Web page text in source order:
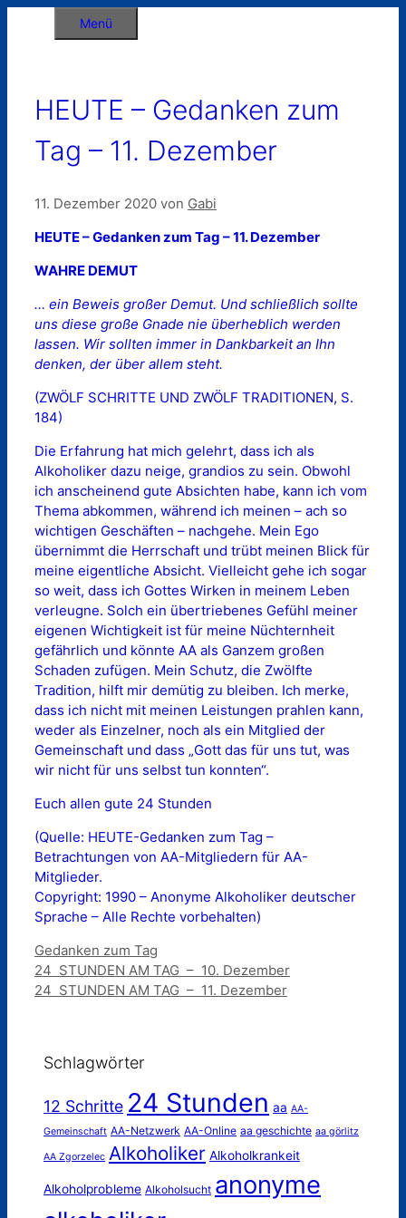
Menü
HEUTE – Gedanken zum
Tag – 11. Dezember
11. Dezember 2020 von Gabi
HEUTE – Gedanken zum Tag – 11. Dezember
WAHRE DEMUT
… ein Beweis großer Demut. Und schließlich sollte
uns diese große Gnade nie überheblich werden
lassen. Wir sollten immer in Dankbarkeit an Ihn
denken, der über allem steht.
(ZWÖLF SCHRITTE UND ZWÖLF TRADITIONEN, S.
184)
Die Erfahrung hat mich gelehrt, dass ich als
Alkoholiker dazu neige, grandios zu sein. Obwohl
ich anscheinend gute Absichten habe, kann ich vom
Thema abkommen, während ich meinen – ach so
wichtigen Geschäften – nachgehe. Mein Ego
übernimmt die Herrschaft und trübt meinen Blick für
meine eigentliche Absicht. Vielleicht gehe ich sogar
so weit, dass ich Gottes Wirken in meinem Leben
verleugne. Solch ein übertriebenes Gefühl meiner
eigenen Wichtigkeit ist für meine Nüchternheit
gefährlich und könnte AA als Ganzem großen
Schaden zufügen. Mein Schutz, die Zwölfte
Tradition, hilft mir demütig zu bleiben. Ich merke,
dass ich nicht mit meinen Leistungen prahlen kann,
weder als Einzelner, noch als ein Mitglied der
Gemeinschaft und dass „Gott das für uns tut, was
wir nicht für uns selbst tun konnten“.
Euch allen gute 24 Stunden
(Quelle: HEUTE-Gedanken zum Tag –
Betrachtungen von AA-Mitgliedern für AA-
Mitglieder.
Copyright: 1990 – Anonyme Alkoholiker deutscher
Sprache – Alle Rechte vorbehalten)
Kategorien
Gedanken zum Tag
24 STUNDEN AM TAG – 10. Dezember
24 STUNDEN AM TAG – 11. Dezember
Schlagwörter
12 Schritte 24 Stunden aa AA-
Gemeinschaft AA-Netzwerk AA-Online aa geschichte aa görlitz
AA Zgorzelec Alkoholiker Alkoholkrankeit
Alkoholprobleme Alkoholsucht anonyme